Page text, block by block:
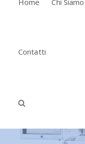
Home Chi Siamo
Contatti